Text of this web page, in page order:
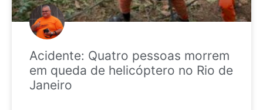
Acidente: Quatro pessoas morrem
em queda de helicóptero no Rio de
Janeiro